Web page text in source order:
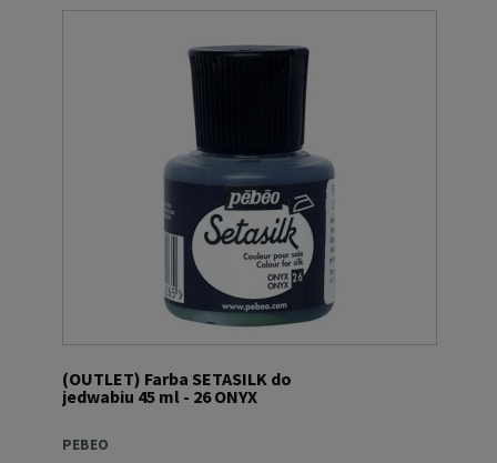
(OUTLET) Farba SETASILK do
jedwabiu 45 ml - 26 ONYX
PEBEO